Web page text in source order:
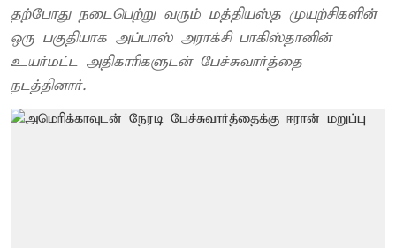
தற்போது நடைபெற்று வரும் மத்தியஸ்த முயற்சிகளின்
ஒரு பகுதியாக அப்பாஸ் அராக்சி பாகிஸ்தானின்
உயர்மட்ட அதிகாரிகளுடன் பேச்சுவார்த்தை
நடத்தினார்.